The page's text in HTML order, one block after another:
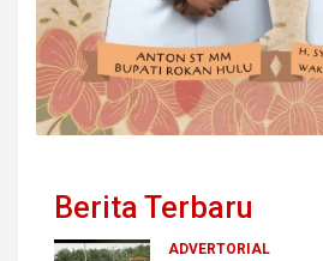
Berita Terbaru
ADVERTORIAL